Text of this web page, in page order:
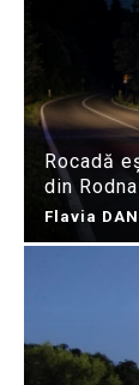
Rocadă
din
Flavia